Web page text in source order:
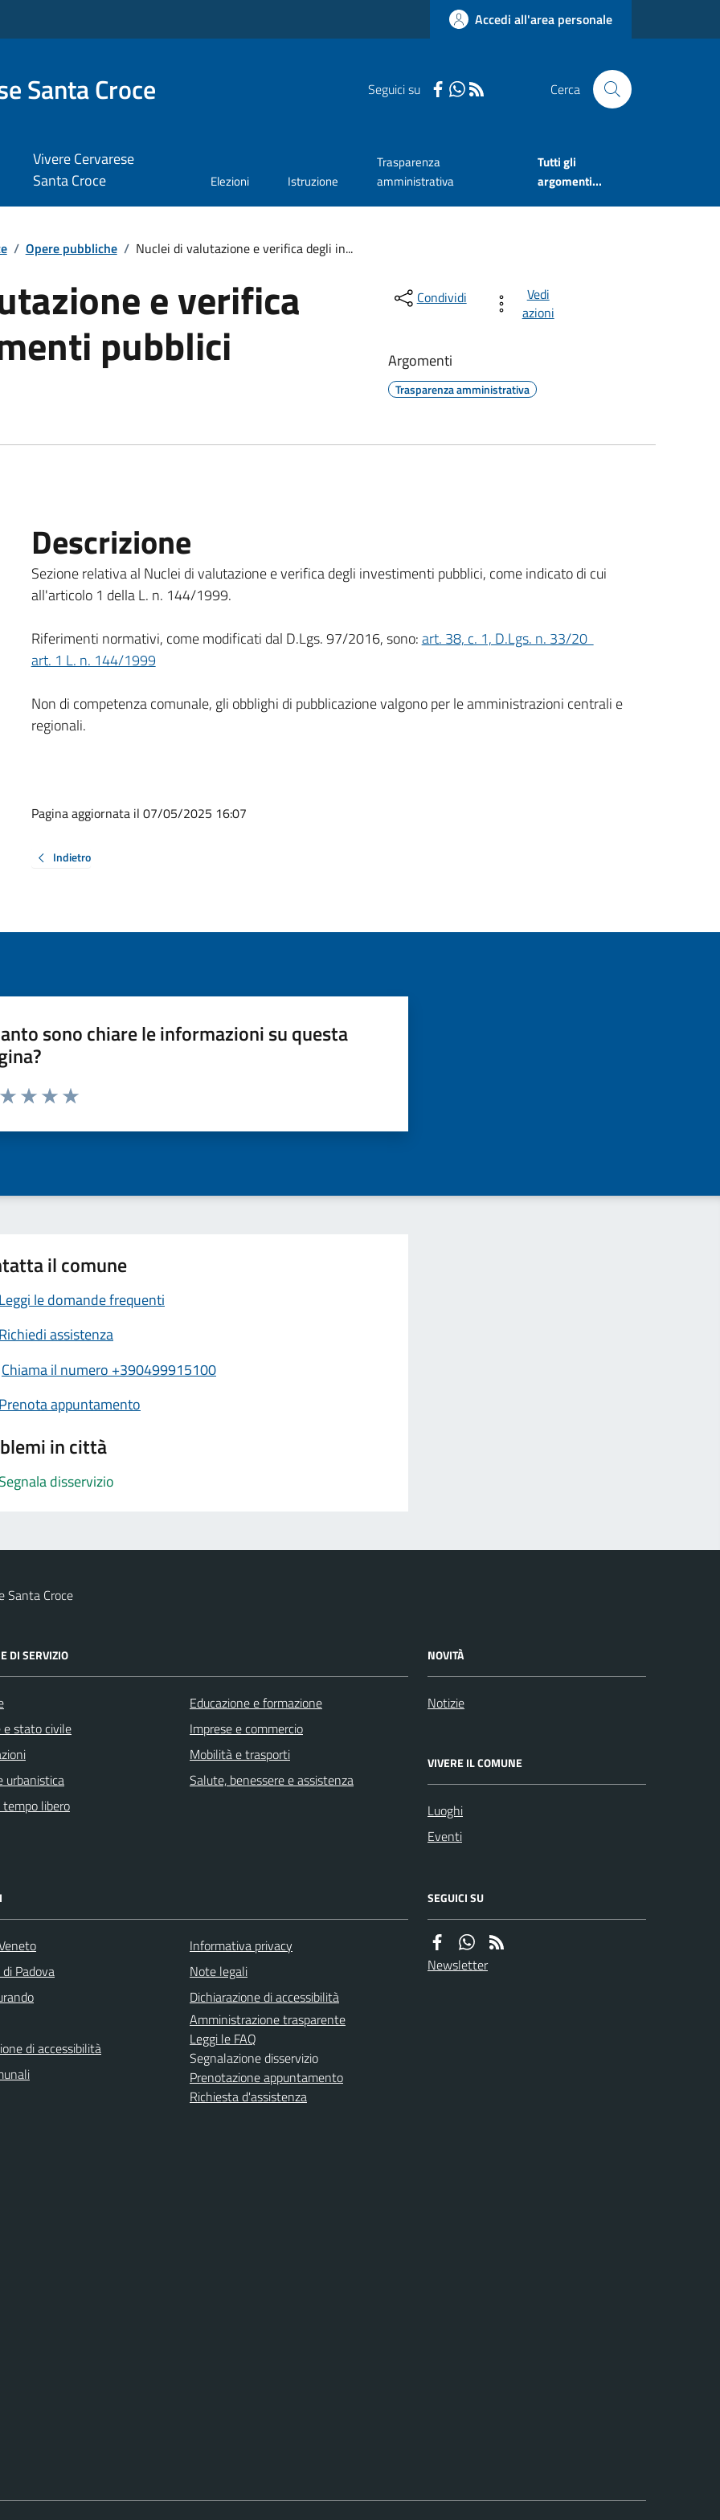
Accedi all'area personale
Santa Croce Seguici su Cerca
Vivere Cervarese
Santa Croce
Elezioni Istruzione
Trasparenza
amministrativa
Tutti gli
argomenti...
/ Opere pubbliche / Nuclei di valutazione e verifica degli in...
e verifica
pubblici
Condividi
Vedi
azioni
Argomenti
Trasparenza amministrativa
Descrizione
Sezione relativa al Nuclei di valutazione e verifica degli investimenti pubblici, come indicato di cui
all'articolo 1 della L. n. 144/1999.
Riferimenti normativi, come modificati dal D.Lgs. 97/2016, sono:art. 38, c. 1, D.Lgs. n. 33/20
art. 1 L. n. 144/1999
Non di competenza comunale, gli obblighi di pubblicazione valgono per le amministrazioni centrali e
regionali.
Pagina aggiornata il 07/05/2025 16:07
Indietro
sono chiare le informazioni su questa
da 1 a 5 stelle la pagina
il comune
Leggi le domande frequenti
Richiedi assistenza
Chiama il numero +390499915100
Prenota appuntamento
in città
Segnala disservizio
Santa Croce
DI SERVIZIO
e stato civile
urbanistica
libero
Educazione e formazione
Imprese e commercio
Mobilità e trasporti
Salute, benessere e assistenza
NOVITÀ
Notizie
VIVERE IL COMUNE
Luoghi
Eventi
Padova
di accessibilità
Informativa privacy
Note legali
Dichiarazione di accessibilità
Amministrazione trasparente
Leggi le FAQ
Segnalazione disservizio
Prenotazione appuntamento
Richiesta d'assistenza
SEGUICI SU
Newsletter